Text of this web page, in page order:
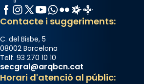
View on Facebook Share
Facebook
Instagram
X / Twitter
YouTube
WhatsApp
FlickrRadio Estel
Catalunya
Contacte i suggeriments:
C. del Bisbe, 5
08002 Barcelona
Telf. 93 270 10 10
secgral@arqbcn.cat
Horari d'atenció al públic: